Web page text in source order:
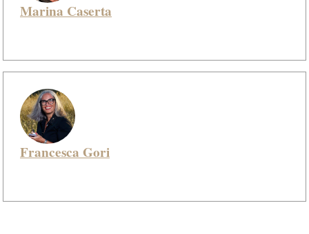
Marina Caserta
Francesca Gori